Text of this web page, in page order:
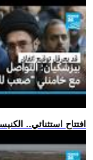
.. افتتاح استثنائي..